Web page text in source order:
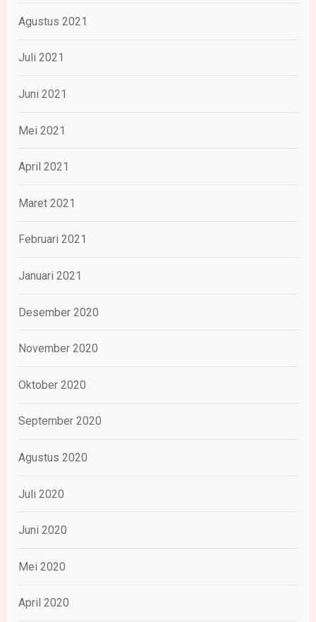
Agustus 2021
Juli 2021
Juni 2021
Mei 2021
April 2021
Maret 2021
Februari 2021
Januari 2021
Desember 2020
November 2020
Oktober 2020
September 2020
Agustus 2020
Juli 2020
Juni 2020
Mei 2020
April 2020